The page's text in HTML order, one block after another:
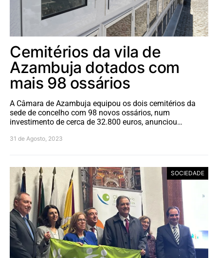
Cemitérios da vila de
Azambuja dotados com
mais 98 ossários
A Câmara de Azambuja equipou os dois cemitérios da
sede de concelho com 98 novos ossários, num
investimento de cerca de 32.800 euros, anunciou…
31 de Agosto, 2023
SOCIEDADE